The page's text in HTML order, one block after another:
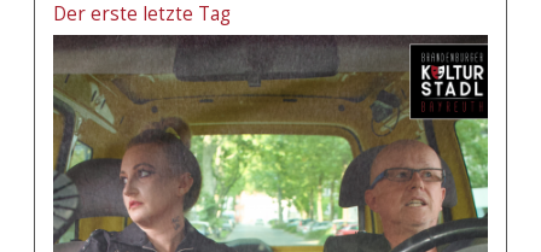
Der erste letzte Tag